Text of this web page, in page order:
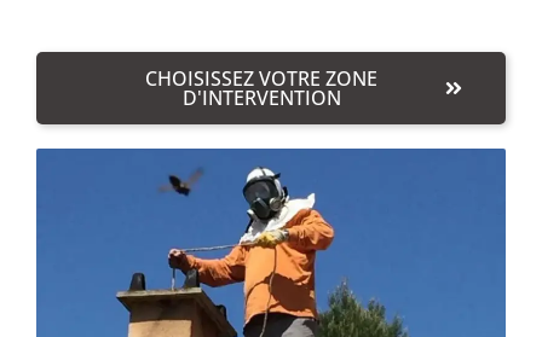
CHOISISSEZ VOTRE ZONE
D'INTERVENTION